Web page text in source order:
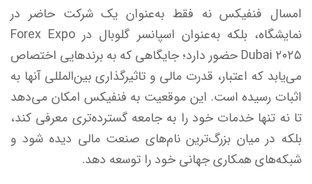
امسال فنفیکس نه فقط به‌عنوان یک شرکت حاضر در
نمایشگاه، بلکه به‌عنوان اسپانسر گلوبال در Forex Expo
Dubai ۲۰۲۵ حضور دارد؛ جایگاهی که به برند‌هایی اختصاص
می‌یابد که اعتبار، قدرت مالی و تاثیرگذاری بین‌المللی آنها به
اثبات رسیده است. این موقعیت به فنفیکس امکان می‌دهد
تا نه تنها خدمات خود را به جامعه گسترده‌تری معرفی کند،
بلکه در میان بزرگ‌ترین نام‌های صنعت مالی دیده شود و
شبکه‌های همکاری جهانی خود را توسعه دهد.